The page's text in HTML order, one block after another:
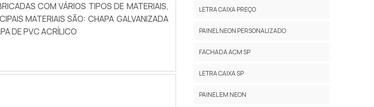
COM VÁRIOS TIPOS DE MATERIAIS,
MATERIAIS SÃO: CHAPA GALVANIZADA
DE PVC ACRÍLICO
LETRA CAIXA PREÇO
PAINEL NEON PERSONALIZADO
FACHADA ACM SP
LETRA CAIXA SP
PAINEL EM NEON